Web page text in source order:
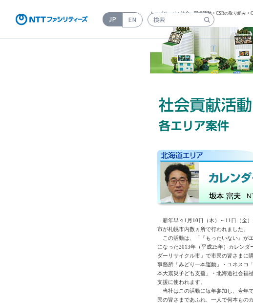
JP EN 検索キーワード入力
トップページ>社会・環境活動> CSRの取り組み >
新年早々1月10日（木）～11日（金
市が札幌市内数ヵ所で行われました。
この活動は、「『もったいない』が
になった2013年（平成25年）カレン
ダーリサイクル市」で市民の皆さまに
事務所「みどり一本運動」・ユネスコ
本大震災子ども支援」・北海道社会福
支援に使われます。
当社はこの活動に毎年参加し、今年
民の皆さまであふれ、一人で何本もの